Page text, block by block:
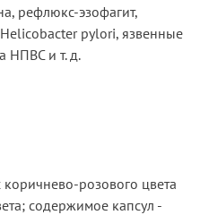
рефлюкс-эзофагит,
pylori, язвенные
НПВС и т. д.
розового цвета
содержимое капсул -